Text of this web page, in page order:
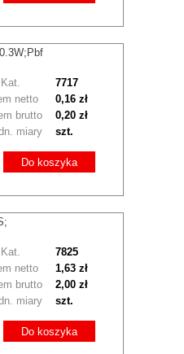
7717
brutto 0,20 zł
netto 0,16 zł
miary szt.
Do koszyka
7825
brutto 2,00 zł
netto 1,63 zł
miary szt.
Do koszyka